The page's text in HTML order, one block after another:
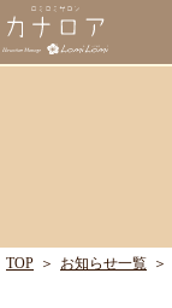
TOP ＞ お知らせ一覧 ＞